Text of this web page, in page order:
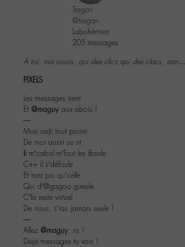
Tragan
@tragan
Labohémien
205 messages
À toi, ma souris, qui des clics qui des clacs, ram…
PIXELS
Les messages rient
Et @maguy aux abois !
―
Mon ordi tout pourri
De moi aussi se rit
İl m’calcul m’fout les Boole
C++ il s’défoule
Et tant pis qu’celle
Qui d’@gagoo gueule
C’la reste virtuel
De nous, s’ras jamais seule !
―
Allez @maguy , ris !
Déjà messages tu vois !